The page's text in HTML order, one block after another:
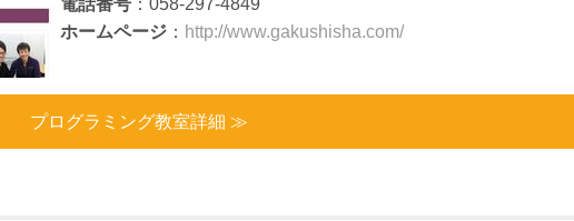
電話番号 ：058-297-4849
ホームページ ： http://www.gakushisha.com/
プログラミング教室詳細 ≫